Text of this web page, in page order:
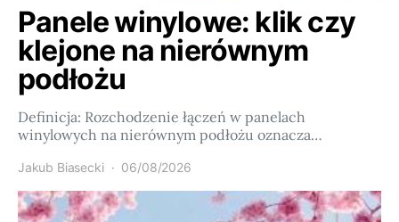
Panele winylowe: klik czy
klejone na nierównym
podłożu
Definicja: Rozchodzenie łączeń w panelach
winylowych na nierównym podłożu oznacza…
Jakub Biasecki 06/08/2026